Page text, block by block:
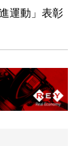
運動」表彰